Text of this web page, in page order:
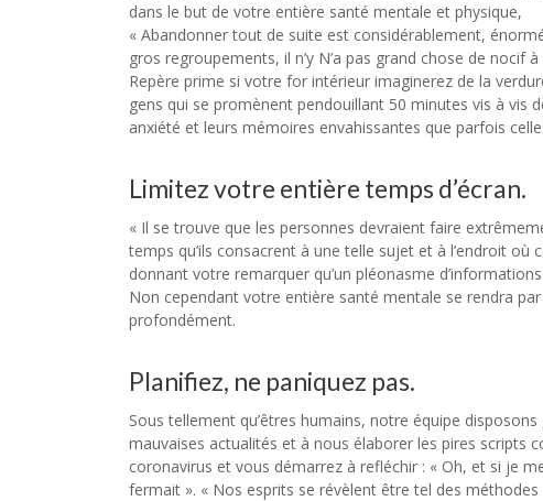
dans le but de votre entière santé mentale et physique,
« Abandonner tout de suite est considérablement,
gros regroupements, il n’y N’a pas grand chose de
Repère prime si votre for intérieur imaginerez de la
gens qui se promènent pendouillant 50 minutes vis à
anxiété et leurs mémoires envahissantes que parfois
Limitez votre entière temps d’écran.
« Il se trouve que les personnes devraient faire
temps qu’ils consacrent à une telle sujet et à l’endroit
donnant votre remarquer qu’un pléonasme
Non cependant votre entière santé mentale se rendra
profondément.
Planifiez, ne paniquez pas.
Sous tellement qu’êtres humains, notre équipe
mauvaises actualités et à nous élaborer les pires scripts
coronavirus et vous démarrez à refléchir : « Oh, et si je
fermait ». « Nos esprits se révèlent être tel des